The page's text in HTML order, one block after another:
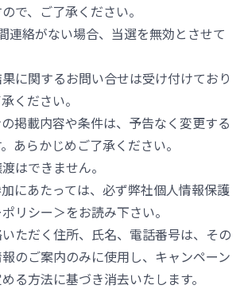
で、ご了承ください。
連絡がない場合、当選を無効とさせて
に関するお問い合せは受け付けており
ください。
掲載内容や条件は、予告なく変更する
あらかじめご了承ください。
はできません。
にあたっては、必ず弊社個人情報保護
リシー＞をお読み下さい。
ただく住所、氏名、電話番号は、その
のご案内のみに使用し、キャンペーン
る方法に基づき消去いたします。